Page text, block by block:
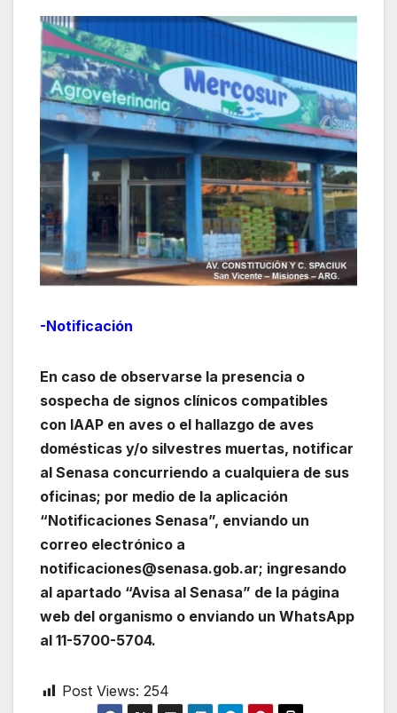
-Notificación
En caso de observarse la presencia o
sospecha de signos clínicos compatibles
con IAAP en aves o el hallazgo de aves
domésticas y/o silvestres muertas, notificar
al Senasa concurriendo a cualquiera de sus
oficinas; por medio de la aplicación
“Notificaciones Senasa”, enviando un
correo electrónico a
notificaciones@senasa.gob.ar; ingresando
al apartado “Avisa al Senasa” de la página
web del organismo o enviando un WhatsApp
al 11-5700-5704.
Post Views: 254